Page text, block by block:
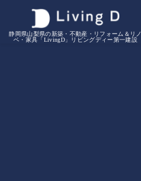
静岡県山梨県の新築・不動産・リフォーム＆リノ
ベ・家具「LivingD」リビングディー第一建設